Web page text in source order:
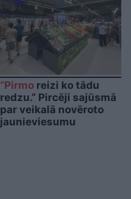
“Pirmo reizi ko tādu
redzu.” Pircēji sajūsmā
par veikalā novēroto
jaunieviesumu